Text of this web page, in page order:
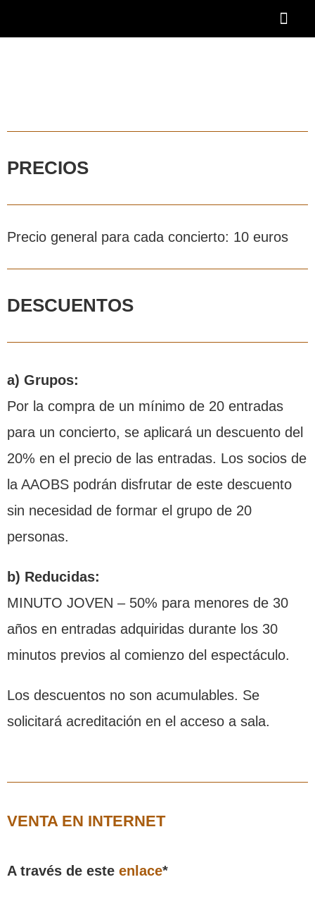
PRECIOS
Precio general para cada concierto: 10 euros
DESCUENTOS
a) Grupos:
Por la compra de un mínimo de 20 entradas
para un concierto, se aplicará un descuento del
20% en el precio de las entradas. Los socios de
la AAOBS podrán disfrutar de este descuento
sin necesidad de formar el grupo de 20
personas.
b) Reducidas:
MINUTO JOVEN – 50% para menores de 30
años en entradas adquiridas durante los 30
minutos previos al comienzo del espectáculo.
Los descuentos no son acumulables. Se
solicitará acreditación en el acceso a sala.
VENTA EN INTERNET
A través de este enlace*